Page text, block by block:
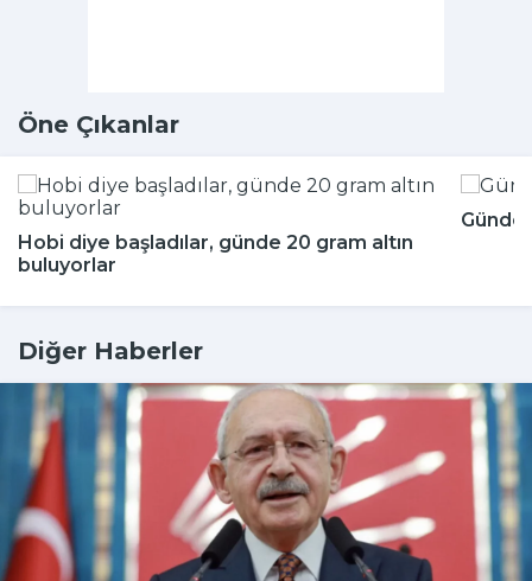
Öne Çıkanlar
Hobi diye başladılar, günde 20 gram altın
buluyorlar
Günde
Diğer Haberler